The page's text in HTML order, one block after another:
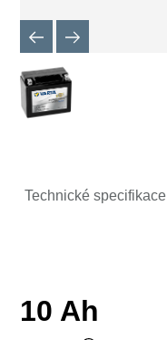
Technické specifikace
10 Ah